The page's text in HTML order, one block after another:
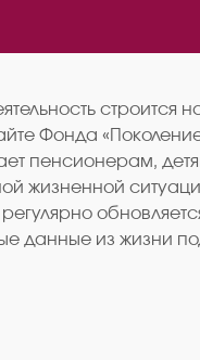
Фонда
пенсионерам,
жизненной
регулярно
данные из жизни